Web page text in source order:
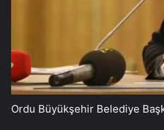
Ordu Büyükşehir Belediye